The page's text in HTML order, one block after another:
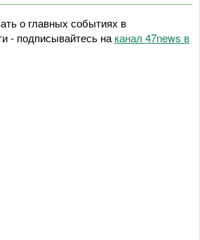
о главных событиях в
- подписывайтесь на канал 47news в